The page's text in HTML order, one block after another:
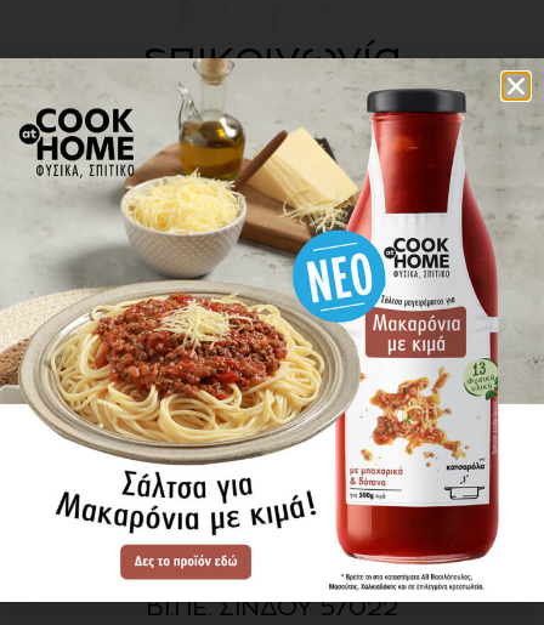
επικοινωνία
πού βρίσκω τα προϊόντα
ΕΝΗΜΕΡΩΘΕΙΤΕ ΠΡΩΤΟΙ
ΓΙΑ ΤΑ ΝΕΑ ΜΑΣ
ΕΓΓΡΑΦΗ
SITE MAP
ΠΡΟΪΟΝΤΑ
ΣΥΝΤΑΓΕΣ
Η ΙΣΤΟΡΙΑ ΜΑΣ
VIDEOS
ΠΡΟΒΥΛ Α.Ε.
ΟΔΟΣ Α3
ΒΙ.ΠΕ. ΣΙΝΔΟΥ 57022